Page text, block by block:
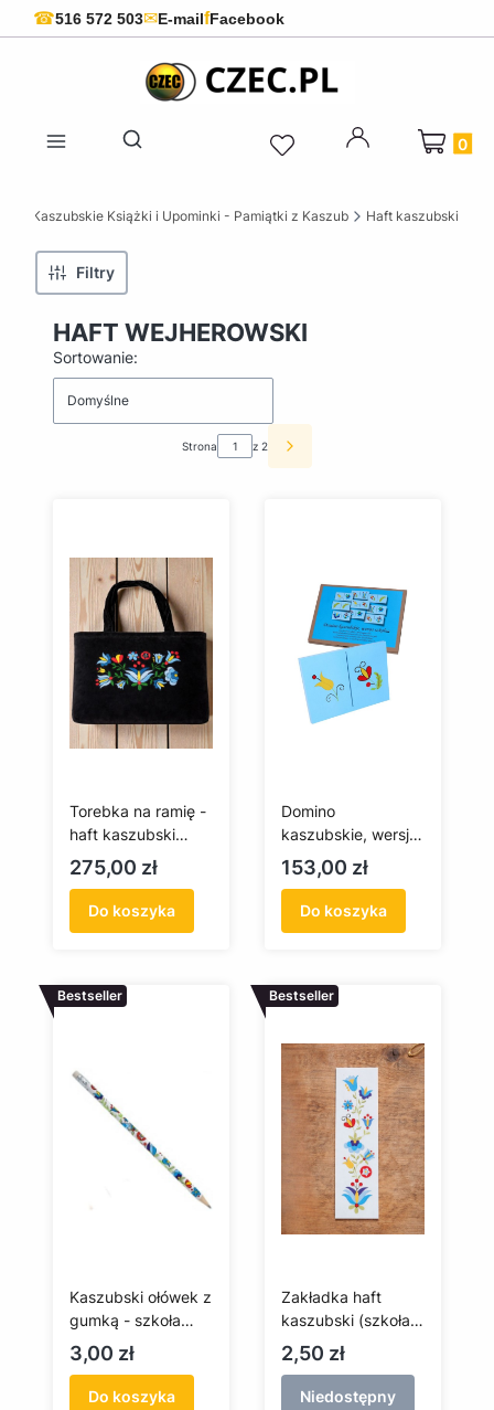
☎516 572 503✉E-mailfFacebook
Otwórz wyszukiwarkę
Produkty
Kaszubskie Książki i Upominki - Pamiątki z Kaszub Haft kaszubski
Filtry
HAFT WEJHEROWSKI
Lista produktów
Sortowanie:
Domyślne
Strona z 2 Następne produkty
Torebka na ramię -
haft kaszubski
(szkoła
wejherowska)
Cena
275,00 zł
Do koszyka
Domino
kaszubskie, wersja
szkolna
Cena
153,00 zł
Do koszyka
Bestseller
Kaszubski ołówek z
gumką - szkoła
wejherowska
Cena
3,00 zł
Do koszyka
Bestseller
Zakładka haft
kaszubski (szkoła
wejherowska)
Cena
2,50 zł
Niedostępny